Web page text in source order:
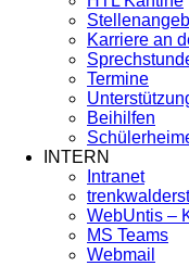
Karriere an
Termine
Beihilfen
INTERN
Intranet
WebUntis –
MS Teams
Webmail